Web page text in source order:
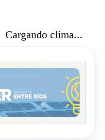
Cargando clima...